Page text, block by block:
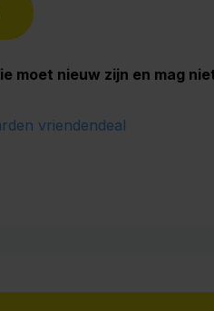
moet nieuw zijn en mag
vriendendeal